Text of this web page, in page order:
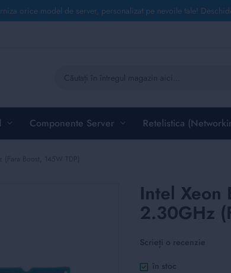
orice model de server, personalizat pe nevoile tale!
Componente Server Retelistica
Intel Xeon
2.30GHz
Scrieți o recenzie
în stoc